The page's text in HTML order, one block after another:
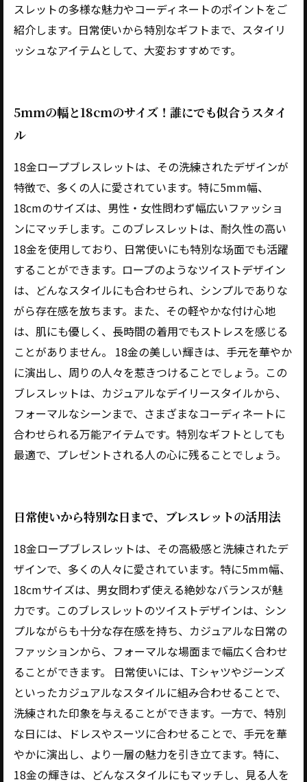
スレットの多様な魅力やコーディネートのポイントをご
紹介します。日常使いから特別なギフトまで、スタイリ
ッシュなアイテムとして、大変おすすめです。
5mmの幅と18cmのサイズ！誰にでも似合うスタイ
ル
18金ロープブレスレットは、その洗練されたデザインが
特徴で、多くの人に愛されています。特に5mm幅、
18cmのサイズは、男性・女性問わず幅広いファッショ
ンにマッチします。このブレスレットは、耐久性の高い
18金を使用しており、日常使いにも特別な场面でも活躍
することができます。ロープのようなツイストデザイン
は、どんなスタイルにも合わせられ、シンプルでありな
がら存在感を放ちます。また、その軽やかな付け心地
は、肌にも優しく、長時間の着用でもストレスを感じる
ことがありません。 18金の美しい輝きは、手元を華やか
に演出し、周りの人々を惹きつけることでしょう。この
ブレスレットは、カジュアルなデイリースタイルから、
フォーマルなシーンまで、さまざまなコーディネートに
合わせられる万能アイテムです。特別なギフトとしても
最適で、プレゼントされる人の心に残ることでしょう。
日常使いから特別な日まで、ブレスレットの活用法
18金ロープブレスレットは、その高級感と洗練されたデ
ザインで、多くの人々に愛されています。特に5mm幅、
18cmサイズは、男女問わず使える絶妙なバランスが魅
力です。このブレスレットのツイストデザインは、シン
プルながらも十分な存在感を持ち、カジュアルな日常の
ファッションから、フォーマルな場面まで幅広く合わせ
ることができます。 日常使いには、Tシャツやジーンズ
といったカジュアルなスタイルに組み合わせることで、
洗練された印象を与えることができます。一方で、特別
な日には、ドレスやスーツに合わせることで、手元を華
やかに演出し、より一層の魅力を引き立てます。特に、
18金の輝きは、どんなスタイルにもマッチし、見る人を